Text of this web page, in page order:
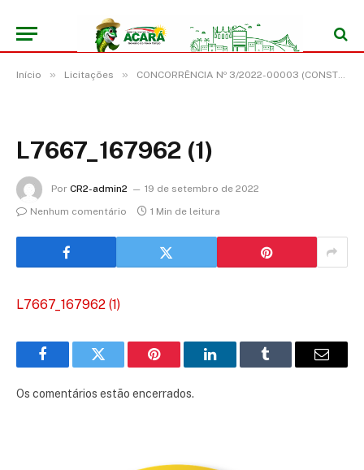
Início » Licitações » CONCORRÊNCIA Nº 3/2022-00003 (CONSTRUÇÃO DE ESTIVAS DE CONCRETO PARA PEDESTRES NA ZONA RURAL E URBANA DO MUNICÍPIO DE ACARÁ/PA)
L7667_167962 (1)
Por CR2-admin2
19 de setembro de 2022
Nenhum comentário
1 Min de leitura
L7667_167962 (1)
FacebookTwitter Pinterest LinkedInTumblr
E-
Os comentários estão encerrados.